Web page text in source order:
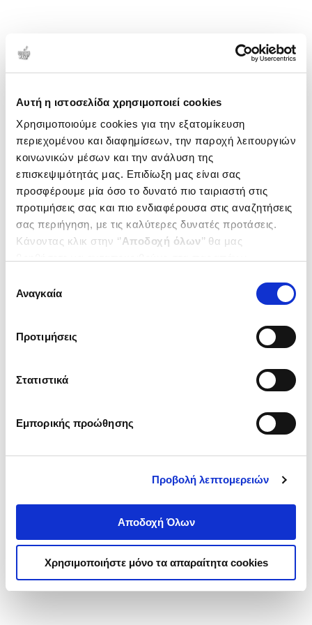
Αυτή η ιστοσελίδα χρησιμοποιεί cookies
Χρησιμοποιούμε cookies για την εξατομίκευση
περιεχομένου και διαφημίσεων, την παροχή λειτουργιών
κοινωνικών μέσων και την ανάλυση της
επισκεψιμότητάς μας. Επιδίωξη μας είναι σας
προσφέρουμε μία όσο το δυνατό πιο ταιριαστή στις
προτιμήσεις σας και πιο ενδιαφέρουσα στις αναζητήσεις
σας περιήγηση, με τις καλύτερες δυνατές προτάσεις.
Κάνοντας κλικ στην ‘’Αποδοχή όλων’’ θα μας
ενδιαφέρουν και να επιλέξετε από τα παρακάτω με την
΄΄και να ενημερωθείτε σχετικά με
συγκατάθεσης
Αναγκαία
Προτιμήσεις
Στατιστικά
Εμπορικής προώθησης
Προβολή λεπτομερειών
Αποδοχή Όλων
Χρησιμοποιήστε μόνο τα απαραίτητα cookies